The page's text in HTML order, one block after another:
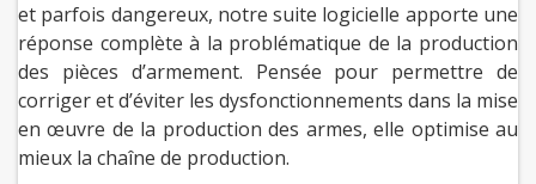
et parfois dangereux, notre suite logicielle apporte une
réponse complète à la problématique de la production
des pièces d’armement. Pensée pour permettre de
corriger et d’éviter les dysfonctionnements dans la mise
en œuvre de la production des armes, elle optimise au
mieux la chaîne de production.